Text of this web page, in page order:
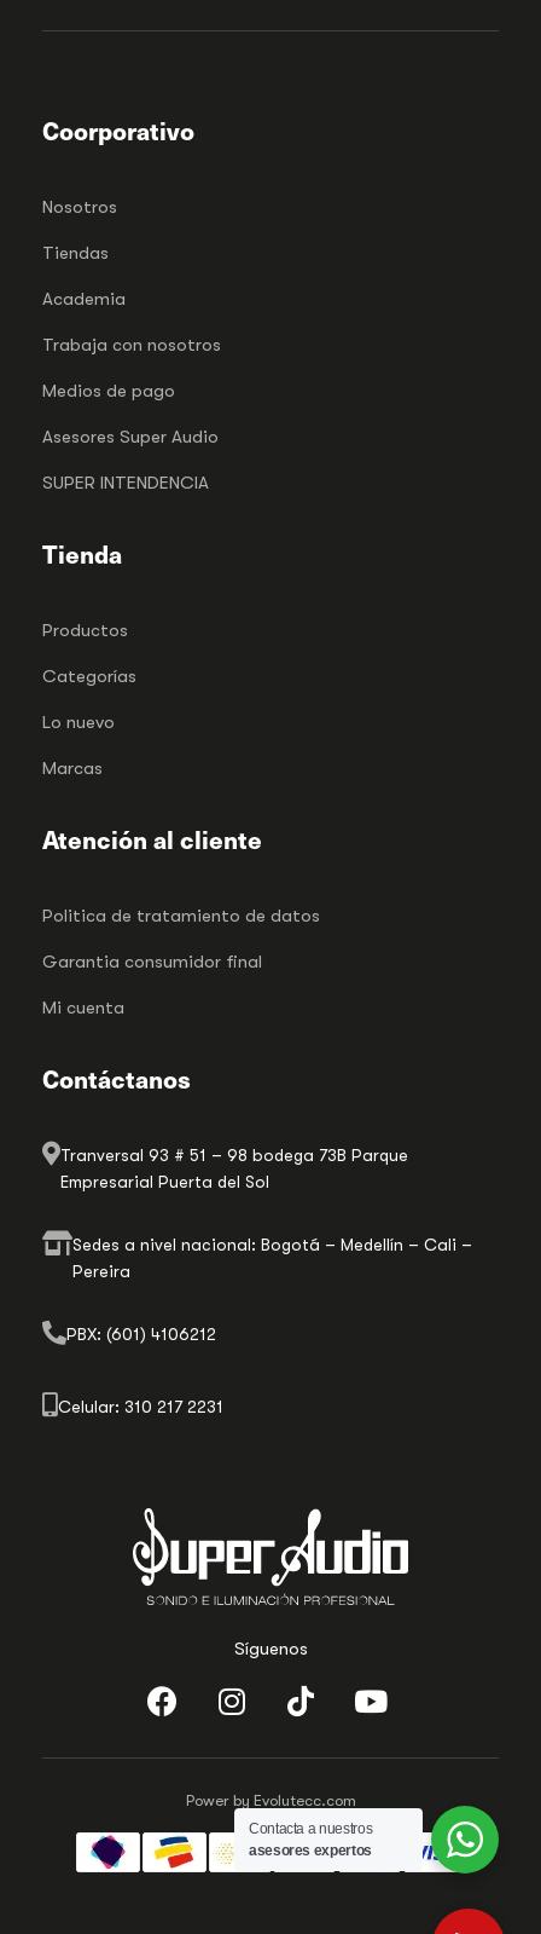
Síguenos
Coorporativo
Nosotros
Tiendas
Academia
Trabaja con nosotros
Medios de pago
Asesores Super Audio
SUPER INTENDENCIA
Tienda
Productos
Categorías
Lo nuevo
Marcas
Atención al cliente
Politica de tratamiento de datos
Garantia consumidor final
Mi cuenta
Contáctanos
Tranversal 93 # 51 – 98 bodega 73B Parque
Empresarial Puerta del Sol
Sedes a nivel nacional: Bogotá – Medellín – Cali –
Pereira
PBX: (601) 4106212
Celular: 310 217 2231
Power by Evolutecc.com
Contacta a nuestros
asesores expertos